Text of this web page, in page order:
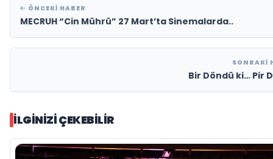
ÖNCEKI HABER
MECRUH “Cin Mührü” 27 Mart’ta Sinemalarda..
SONRAKI
Bir Döndü ki… Pir
İLGINIZI ÇEKEBILIR